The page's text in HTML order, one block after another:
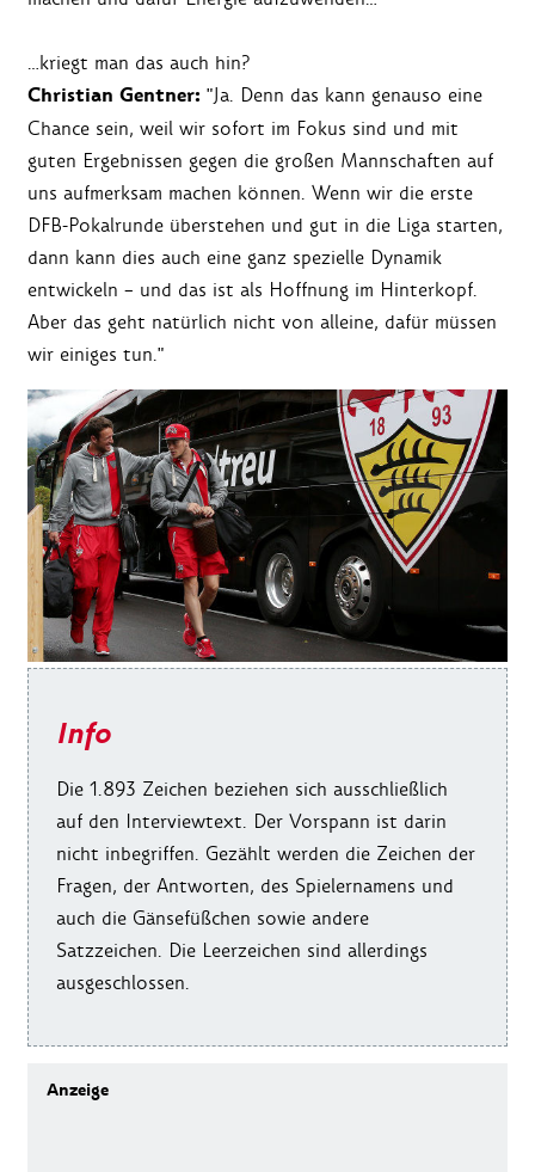
…kriegt man das auch hin?
Christian Gentner: "Ja. Denn das kann genauso eine
Chance sein, weil wir sofort im Fokus sind und mit
guten Ergebnissen gegen die großen Mannschaften auf
uns aufmerksam machen können. Wenn wir die erste
DFB-Pokalrunde überstehen und gut in die Liga starten,
dann kann dies auch eine ganz spezielle Dynamik
entwickeln – und das ist als Hoffnung im Hinterkopf.
Aber das geht natürlich nicht von alleine, dafür müssen
wir einiges tun."
Info
Die 1.893 Zeichen beziehen sich ausschließlich
auf den Interviewtext. Der Vorspann ist darin
nicht inbegriffen. Gezählt werden die Zeichen der
Fragen, der Antworten, des Spielernamens und
auch die Gänsefüßchen sowie andere
Satzzeichen. Die Leerzeichen sind allerdings
ausgeschlossen.